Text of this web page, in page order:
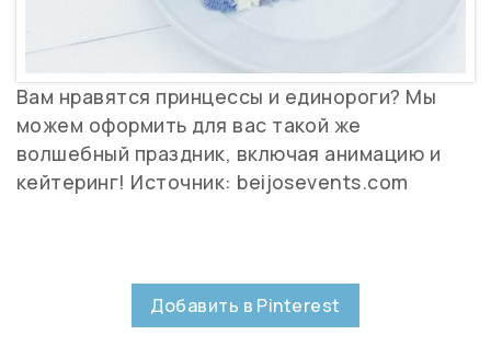
Вам нравятся принцессы и единороги? Мы
можем оформить для вас такой же
волшебный праздник, включая анимацию и
кейтеринг! Источник: beijosevents.com
Добавить в Pinterest